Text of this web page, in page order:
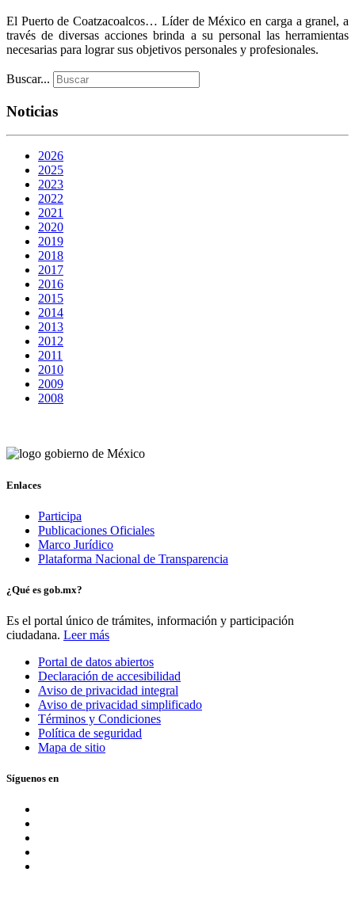
El Puerto de Coatzacoalcos… Líder de México en carga a granel, a
través de diversas acciones brinda a su personal las herramientas
necesarias para lograr sus objetivos personales y profesionales.
Buscar...
Noticias
2026
2025
2023
2022
2021
2020
2019
2018
2017
2016
2015
2014
2013
2012
2011
2010
2009
2008
Enlaces
Participa
Publicaciones Oficiales
Marco Jurídico
Plataforma Nacional de Transparencia
¿Qué es gob.mx?
Es el portal único de trámites, información y participación
ciudadana. Leer más
Portal de datos abiertos
Declaración de accesibilidad
Aviso de privacidad integral
Aviso de privacidad simplificado
Términos y Condiciones
Política de seguridad
Mapa de sitio
Síguenos en